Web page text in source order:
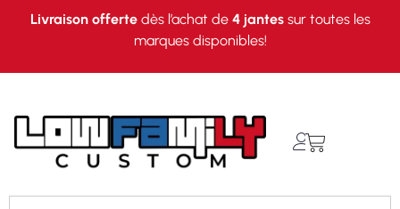
Livraison offertedès l’achat de 4 jantessur toutes les
marques disponibles!